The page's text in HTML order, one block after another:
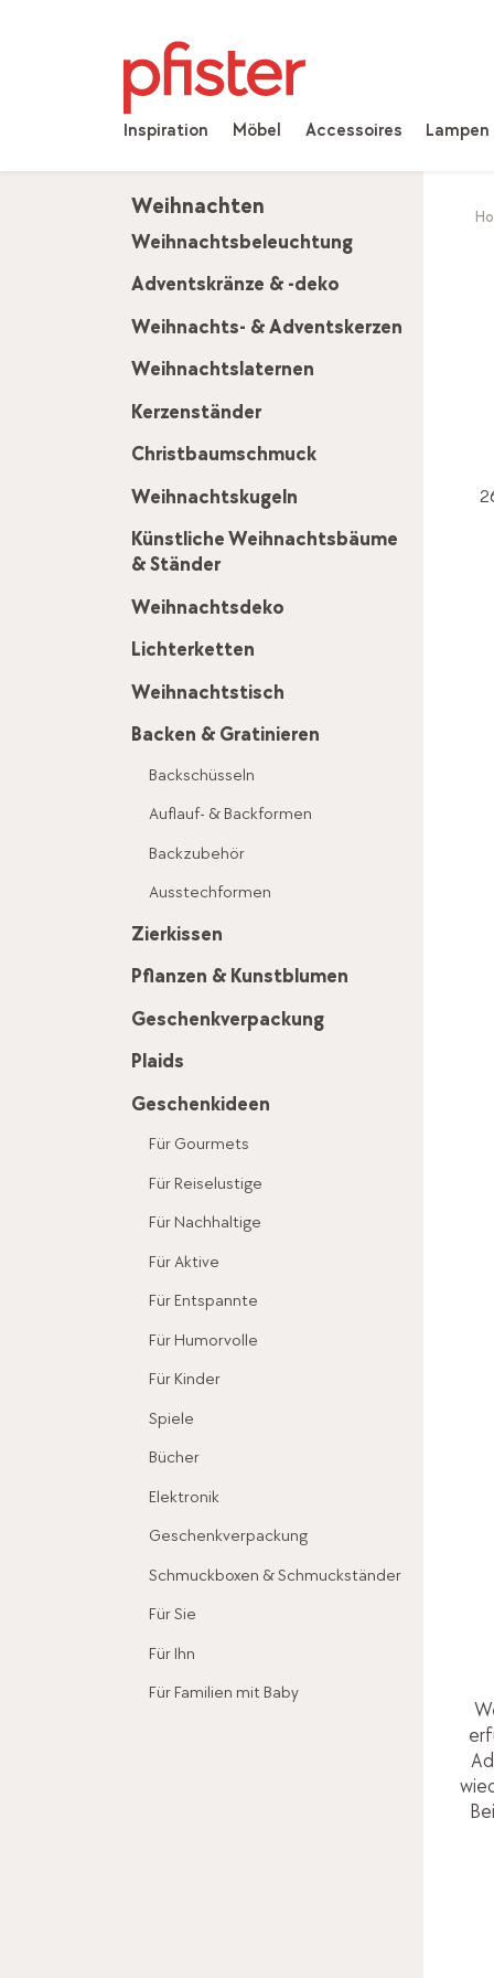
Inspiration Möbel Accessoires Lampen
Weihnachten
Weihnachtsbeleuchtung
Adventskränze & -deko
Weihnachts- & Adventskerzen
Weihnachtslaternen
Kerzenständer
Christbaumschmuck
Weihnachtskugeln
Künstliche Weihnachtsbäume
& Ständer
Weihnachtsdeko
Lichterketten
Weihnachtstisch
Backen & Gratinieren
Backschüsseln
Auflauf- & Backformen
Backzubehör
Ausstechformen
Zierkissen
Pflanzen & Kunstblumen
Geschenkverpackung
Plaids
Geschenkideen
Für Gourmets
Für Reiselustige
Für Nachhaltige
Für Aktive
Für Entspannte
Für Humorvolle
Für Kinder
Spiele
Bücher
Elektronik
Geschenkverpackung
Schmuckboxen & Schmuckständer
Für Sie
Für Ihn
Für Familien mit Baby